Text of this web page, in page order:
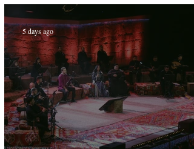
international de Sfax - Par
Sofien Manaï
5 days ago